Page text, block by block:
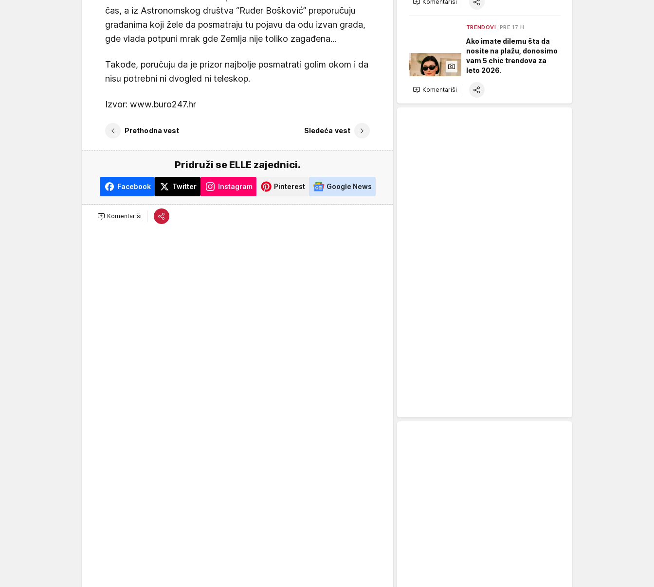
čas, a iz Astronomskog društva “Ruđer Bošković” preporučuju
građanima koji žele da posmatraju tu pojavu da odu izvan grada,
gde vlada potpuni mrak gde Zemlja nije toliko zagađena...
Takođe, poručuju da je prizor najbolje posmatrati golim okom i da
nisu potrebni ni dvogled ni teleskop.
Izvor: www.buro247.hr
Prethodna vest Sledeća vest
Pridruži se ELLE zajednici.
Facebook Twitter Instagram Pinterest Google News
Komentariši
Komentariši
TRENDOVI PRE 17 H
Ako imate dilemu šta da
nosite na plažu, donosimo
vam 5 chic trendova za
leto 2026.
Komentariši